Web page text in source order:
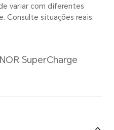
de 108 MP
angular de